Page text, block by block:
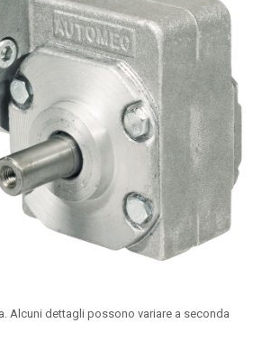
Alcuni dettagli possono variare a seconda